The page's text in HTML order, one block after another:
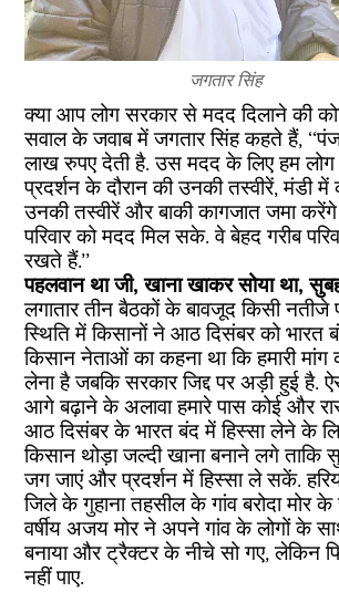
जगतार सिंह
क्या आप लोग सरकार से मदद दिलाने की
सवाल के जवाब में जगतार सिंह कहते हैं,
लाख रुपए देती है. उस मदद के लिए हम लोग
प्रदर्शन के दौरान की उनकी तस्वीरें, मंडी
उनकी तस्वीरें और बाकी कागजात जमा
परिवार को मदद मिल सके. वे बेहद गरीब
रखते हैं.’’
पहलवान था जी, खाना खाकर सोया था,
लगातार तीन बैठकों के बावजूद किसी नतीजे
स्थिति में किसानों ने आठ दिसंबर को भारत
किसान नेताओं का कहना था कि हमारी मांग
लेना है जबकि सरकार जिद्द पर अड़ी हुई है.
आगे बढ़ाने के अलावा हमारे पास कोई और
आठ दिसंबर के भारत बंद में हिस्सा लेने के
किसान थोड़ा जल्दी खाना बनाने लगे
जग जाएं और प्रदर्शन में हिस्सा ले सकें.
जिले के गुहाना तहसील के गांव बरोदा मोर
वर्षीय अजय मोर ने अपने गांव के लोगों के
बनाया और ट्रैक्टर के नीचे सो गए, लेकिन
नहीं पाए.